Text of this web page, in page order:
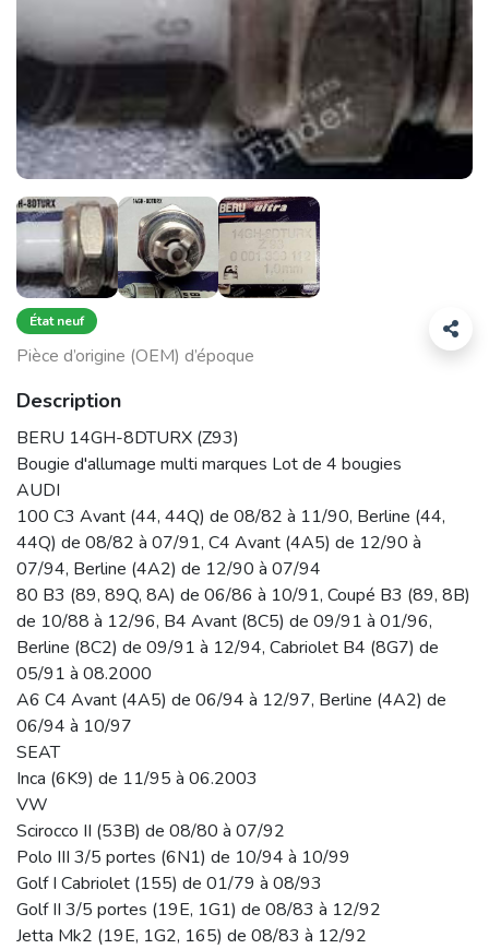
État neuf
Pièce d’origine (OEM) d’époque
Description
BERU 14GH-8DTURX (Z93)
Bougie d'allumage multi marques Lot de 4 bougies
AUDI
100 C3 Avant (44, 44Q) de 08/82 à 11/90, Berline (44,
44Q) de 08/82 à 07/91, C4 Avant (4A5) de 12/90 à
07/94, Berline (4A2) de 12/90 à 07/94
80 B3 (89, 89Q, 8A) de 06/86 à 10/91, Coupé B3 (89, 8B)
de 10/88 à 12/96, B4 Avant (8C5) de 09/91 à 01/96,
Berline (8C2) de 09/91 à 12/94, Cabriolet B4 (8G7) de
05/91 à 08.2000
A6 C4 Avant (4A5) de 06/94 à 12/97, Berline (4A2) de
06/94 à 10/97
SEAT
Inca (6K9) de 11/95 à 06.2003
VW
Scirocco II (53B) de 08/80 à 07/92
Polo III 3/5 portes (6N1) de 10/94 à 10/99
Golf I Cabriolet (155) de 01/79 à 08/93
Golf II 3/5 portes (19E, 1G1) de 08/83 à 12/92
Jetta Mk2 (19E, 1G2, 165) de 08/83 à 12/92